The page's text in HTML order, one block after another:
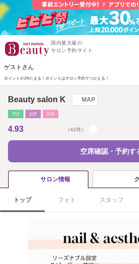
国内最大級の
サロン予約サイト
ゲストさん
ポイントが1%たまる！ ポイントはサロン予約でつかえる！
Beauty salon K MAP
ﾘﾗｸ ｴｽﾃ ﾈｲﾙ
4.93 （42件）
空席確認・予約す
サロン情報
トップ フォト スタッフ